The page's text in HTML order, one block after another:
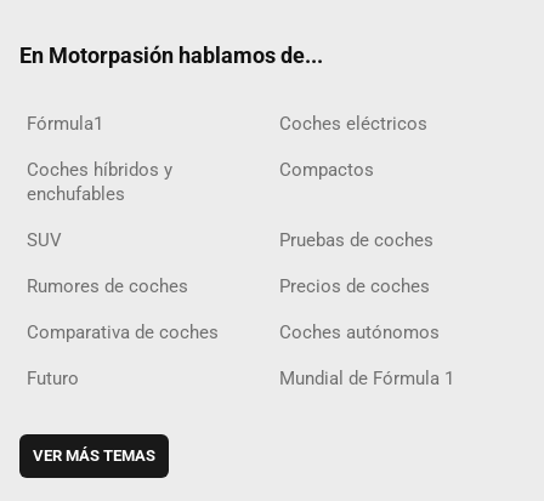
En Motorpasión hablamos de...
Fórmula1 Coches eléctricos
Coches híbridos y
enchufables
Compactos
SUV Pruebas de coches
Rumores de coches Precios de coches
Comparativa de coches Coches autónomos
Futuro Mundial de Fórmula 1
VER MÁS TEMAS